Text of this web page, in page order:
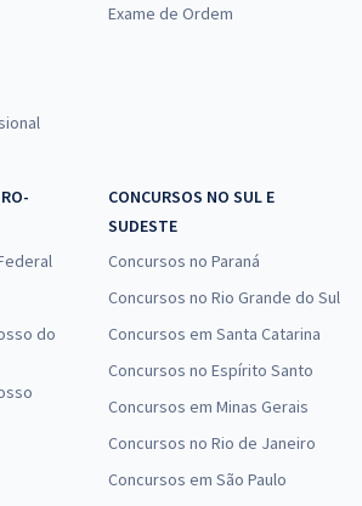
Exame de Ordem
do
CONCURSOS NO SUL E
SUDESTE
Concursos no Paraná
Concursos no Rio Grande do Sul
Concursos em Santa Catarina
Concursos no Espírito Santo
Concursos em Minas Gerais
Concursos no Rio de Janeiro
Concursos em São Paulo